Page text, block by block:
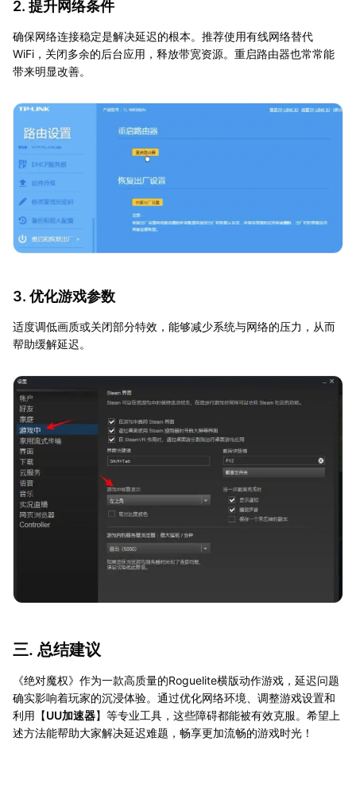
2. 提升网络条件
确保网络连接稳定是解决延迟的根本。推荐使用有线网络替代
WiFi，关闭多余的后台应用，释放带宽资源。重启路由器也常常能
带来明显改善。
3. 优化游戏参数
适度调低画质或关闭部分特效，能够减少系统与网络的压力，从而
帮助缓解延迟。
三. 总结建议
《绝对魔权》作为一款高质量的Roguelite横版动作游戏，延迟问题
确实影响着玩家的沉浸体验。通过优化网络环境、调整游戏设置和
利用【UU加速器】等专业工具，这些障碍都能被有效克服。希望上
述方法能帮助大家解决延迟难题，畅享更加流畅的游戏时光！